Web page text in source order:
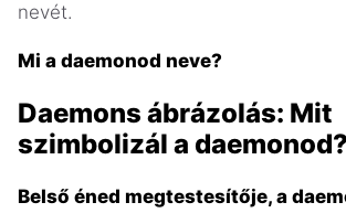
nevét.
Mi a daemonod neve?
Daemons ábrázolás: Mit
szimbolizál a daemonod?
Belső éned megtestesítője, a